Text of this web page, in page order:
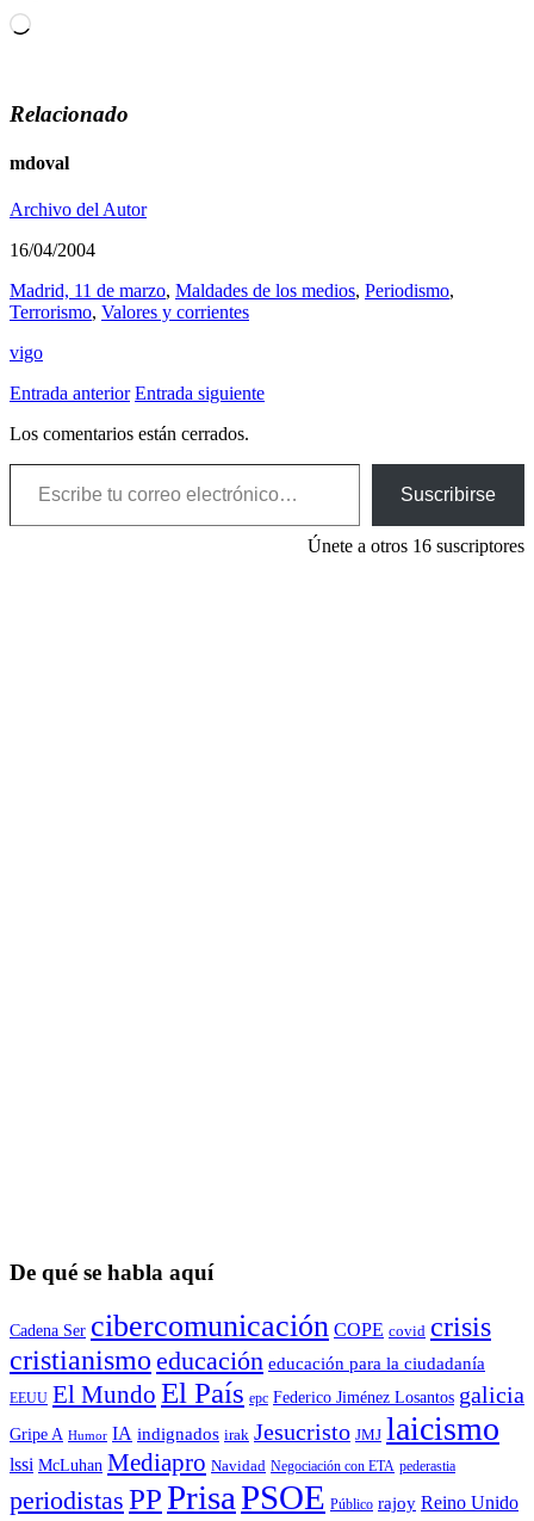
Cargando...
Relacionado
mdoval
Archivo del Autor
16/04/2004
Madrid, 11 de marzo, Maldades de los medios, Periodismo,
Terrorismo, Valores y corrientes
vigo
Entrada anterior Entrada siguiente
Los comentarios están cerrados.
Escribe tu correo electrónico…
Suscribirse
Únete a otros 16 suscriptores
De qué se habla aquí
Cadena Ser cibercomunicación COPE covid crisis
cristianismo educación educación para la ciudadaní­a
EEUU El Mundo El País epc Federico Jiménez Losantos galicia
Gripe A Humor IA indignados irak Jesucristo JMJ laicismo
lssi McLuhan Mediapro Navidad Negociación con ETA pederastia
periodistas PPPrisaPSOE Público rajoy Reino Unido